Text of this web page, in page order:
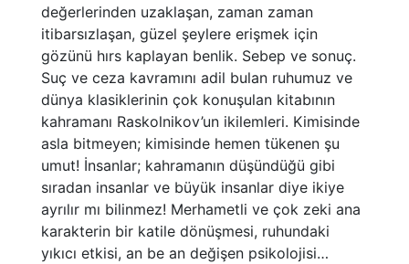
değerlerinden uzaklaşan, zaman zaman
itibarsızlaşan, güzel şeylere erişmek için
gözünü hırs kaplayan benlik. Sebep ve sonuç.
Suç ve ceza kavramını adil bulan ruhumuz ve
dünya klasiklerinin çok konuşulan kitabının
kahramanı Raskolnikov’un ikilemleri. Kimisinde
asla bitmeyen; kimisinde hemen tükenen şu
umut! İnsanlar; kahramanın düşündüğü gibi
sıradan insanlar ve büyük insanlar diye ikiye
ayrılır mı bilinmez! Merhametli ve çok zeki ana
karakterin bir katile dönüşmesi, ruhundaki
yıkıcı etkisi, an be an değişen psikolojisi…